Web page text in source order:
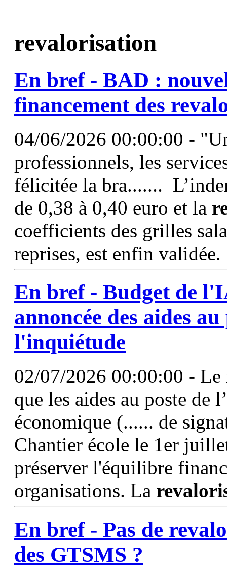
revalorisation
En bref - BAD :
financement des
04/06/2026 00:00:00 -
professionnels, les
félicitée la bra.......
de 0,38 à 0,40 euro et la
coefficients des grilles
reprises, est enfin
En bref - Budget de
annoncée des aides
l'inquiétude
02/07/2026 00:00:00 - Le
que les aides au poste de
économique (...... de
Chantier école le 1er
préserver l'équilibre
organisations. La
En bref - Pas de
des GTSMS ?